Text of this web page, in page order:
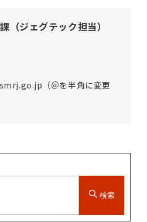
ジェグテック担当）
（＠を半角に変更
検索